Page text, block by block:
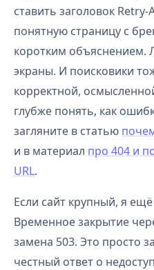
ставить заголовок
понятную страницу с
коротким объяснением.
экраны. И поисковики
корректной,
глубже понять, как
загляните в статью
и в материал про 404 и
URL.
Если сайт крупный, я
Временное закрытие
замена 503. Это просто
честный ответ о